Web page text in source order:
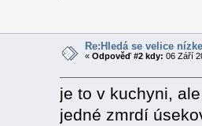
Re:Hledá se velice
«Odpověď #2 kdy: 06 Září
je to v kuchyni,
jedné zmrdí